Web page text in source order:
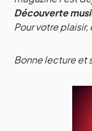
Découverte
Pour votre
Bonne lecture et